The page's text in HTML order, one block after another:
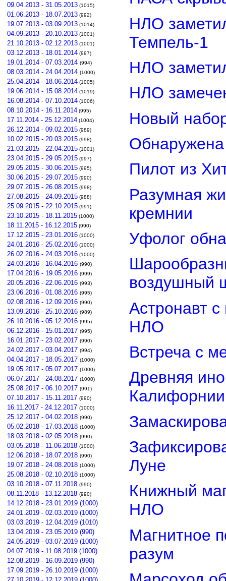
09.04.2013 - 31.05.2013 (1015)
01.06.2013 - 18.07.2013 (992)
19.07.2013 - 03.09.2013 (1014)
04.09.2013 - 20.10.2013 (1001)
21.10.2013 - 02.12.2013 (1001)
03.12.2013 - 18.01.2014 (997)
19.01.2014 - 07.03.2014 (994)
08.03.2014 - 24.04.2014 (1000)
25.04.2014 - 18.06.2014 (1005)
19.06.2014 - 15.08.2014 (1019)
16.08.2014 - 07.10.2014 (1006)
08.10.2014 - 16.11.2014 (995)
17.11.2014 - 25.12.2014 (1004)
26.12.2014 - 09.02.2015 (989)
10.02.2015 - 20.03.2015 (998)
21.03.2015 - 22.04.2015 (1001)
23.04.2015 - 29.05.2015 (997)
29.05.2015 - 30.06.2015 (995)
30.06.2015 - 29.07.2015 (990)
29.07.2015 - 26.08.2015 (998)
27.08.2015 - 24.09.2015 (988)
25.09.2015 - 22.10.2015 (991)
23.10.2015 - 18.11.2015 (1000)
18.11.2015 - 16.12.2015 (990)
17.12.2015 - 23.01.2016 (1000)
24.01.2016 - 25.02.2016 (1000)
26.02.2016 - 24.03.2016 (1000)
24.03.2016 - 16.04.2016 (990)
17.04.2016 - 19.05.2016 (999)
20.05.2016 - 22.06.2016 (993)
23.06.2016 - 01.08.2016 (995)
02.08.2016 - 12.09.2016 (990)
13.09.2016 - 25.10.2016 (989)
26.10.2016 - 05.12.2016 (995)
06.12.2016 - 15.01.2017 (995)
16.01.2017 - 23.02.2017 (990)
24.02.2017 - 03.04.2017 (994)
04.04.2017 - 18.05.2017 (1000)
19.05.2017 - 05.07.2017 (1000)
06.07.2017 - 24.08.2017 (1000)
25.08.2017 - 06.10.2017 (991)
07.10.2017 - 15.11.2017 (990)
16.11.2017 - 24.12.2017 (1000)
25.12.2017 - 04.02.2018 (990)
05.02.2018 - 17.03.2018 (1000)
18.03.2018 - 02.05.2018 (990)
03.05.2018 - 11.06.2018 (1000)
12.06.2018 - 18.07.2018 (990)
19.07.2018 - 24.08.2018 (1000)
25.08.2018 - 02.10.2018 (1000)
03.10.2018 - 07.11.2018 (990)
08.11.2018 - 13.12.2018 (990)
14.12.2018 - 23.01.2019 (1000)
24.01.2019 - 02.03.2019 (1000)
03.03.2019 - 12.04.2019 (1010)
13.04.2019 - 23.05.2019 (990)
24.05.2019 - 03.07.2019 (1000)
04.07.2019 - 11.08.2019 (1000)
12.08.2019 - 16.09.2019 (990)
17.09.2019 - 26.10.2019 (1000)
НЛО
Темпель-1
НЛО
НЛО
Новый
Обнаружена
Пилот из
Разумная
кремнии
Уфолог
воздушный
Астронавт
НЛО
Встреча с
Древняя
Калифорнии
Луне
Книжный
НЛО
Магнитное
разум